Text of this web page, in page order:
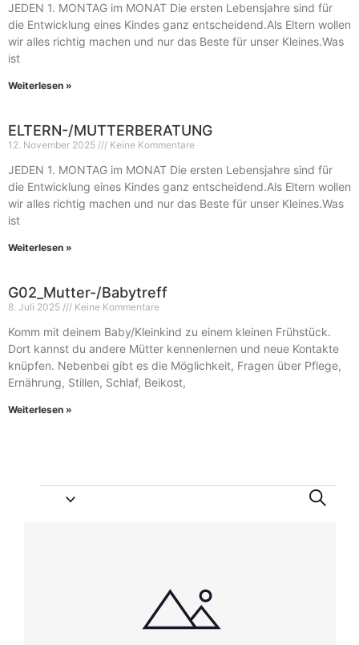
JEDEN 1. MONTAG im MONAT Die ersten Lebensjahre sind für
die Entwicklung eines Kindes ganz entscheidend.Als Eltern wollen
wir alles richtig machen und nur das Beste für unser Kleines.Was
ist
Weiterlesen »
ELTERN-/MUTTERBERATUNG
12. November 2025 Keine Kommentare
JEDEN 1. MONTAG im MONAT Die ersten Lebensjahre sind für
die Entwicklung eines Kindes ganz entscheidend.Als Eltern wollen
wir alles richtig machen und nur das Beste für unser Kleines.Was
ist
Weiterlesen »
G02_Mutter-/Babytreff
8. Juli 2025 Keine Kommentare
Komm mit deinem Baby/Kleinkind zu einem kleinen Frühstück.
Dort kannst du andere Mütter kennenlernen und neue Kontakte
knüpfen. Nebenbei gibt es die Möglichkeit, Fragen über Pflege,
Ernährung, Stillen, Schlaf, Beikost,
Weiterlesen »
Suche
Veranstaltungen